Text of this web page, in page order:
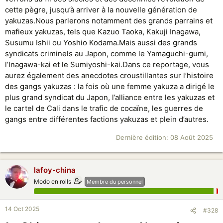
Histoire du thé en Inde
Qui a donc introduit le thé en Inde ? C'est la Compagnie britannique
des Indes orientales qui a réussi à copier la culture du thé des Chinois
en Inde, ce qui lui a permis de proposer du thé à des prix beaucoup plus
bas.
La création d'un monopole par la reine Élisabeth Ire et le succès
remporté en Inde ont été déterminants pour la réussite de la British East
India Company dans l'histoire du commerce du thé.
Le saviez-vous ?
Catherine de Bragance, une princesse portugaise, aimait le thé. Son
mariage avec Charles II en 1662 a donné lieu à une énorme publicité
pour cette boisson au milieu du XVIe siècle en Grande-Bretagne.
société. Il a perdu sa popularité à la fin des années 1600, lorsque les
médecins ont commencé à mettre en garde contre les effets
secondaires de la consommation de sucre, tels que la carie dentaire.
Autrefois, tout le thé du monde provenait de Chine. Dans les années
1800, la Grande-Bretagne contrôlait 1/5 du monde, mais ce qu'elle ne
années 1800, un groupe d'hommes d'affaires britanniques a
commencé à créer une région productrice de thé dans un endroit qu'ils
cette pègre, jusqu’à arriver à la nouvelle génération de
yakuzas.Nous parlerons notamment des grands parrains et
mafieux yakuzas, tels que Kazuo Taoka, Kakuji Inagawa,
Susumu Ishii ou Yoshio Kodama.Mais aussi des grands
syndicats criminels au Japon, comme le Yamaguchi-gumi,
l’Inagawa-kai et le Sumiyoshi-kai.Dans ce reportage, vous
aurez également des anecdotes croustillantes sur l’histoire
des gangs yakuzas : la fois où une femme yakuza a dirigé le
plus grand syndicat du Japon, l’alliance entre les yakuzas et
le cartel de Cali dans le trafic de cocaïne, les guerres de
gangs entre différentes factions yakuzas et plein d’autres.
Dernière édition: 08 Août 2025
lafoy-china
Modo en rolls Membre du personnel
14 Oct 2025 #328